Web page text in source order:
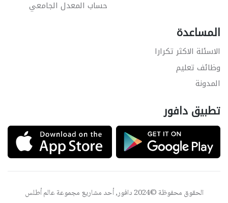
حساب المعدل الجامعي
المساعدة
الاسئلة الاكثر تكرارا
وظائف تعليم
المدونة
تطبيق دافور
الحقوق محفوظة ©2024 دافور, أحد مشاريع مجموعة عالم أطلس